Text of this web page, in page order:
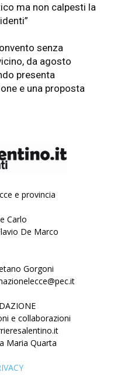
ma non calpesti la
senza
da agosto
presenta
e una proposta
e provincia
Carlo
De Marco
Gorgoni
e collaborazioni
Maria Quarta